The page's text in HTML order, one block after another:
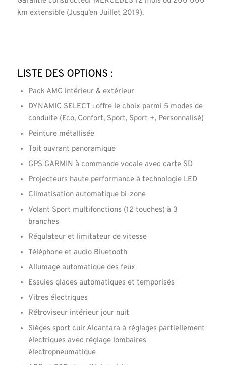
km extensible (Jusqu’en Juillet 2019).
Liste des options :
Pack AMG intérieur & extérieur
DYNAMIC SELECT : offre le choix parmi 5 modes de
conduite (Eco, Confort, Sport, Sport +, Personnalisé)
Peinture métallisée
Toit ouvrant panoramique
GPS GARMIN à commande vocale avec carte SD
Projecteurs haute performance à technologie LED
Climatisation automatique bi-zone
Volant Sport multifonctions (12 touches) à 3
branches
Régulateur et limitateur de vitesse
Téléphone et audio Bluetooth
Allumage automatique des feux
Essuies glaces automatiques et temporisés
Vitres électriques
Rétroviseur intérieur jour nuit
Sièges sport cuir Alcantara à réglages partiellement
électriques avec réglage lombaires
électropneumatique